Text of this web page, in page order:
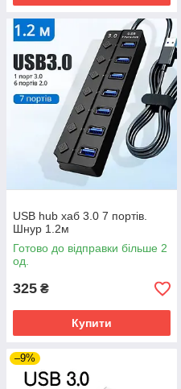
USB hub хаб 3.0 7 портів.
Шнур 1.2м
Готово до відправки більше 2
од.
325 ₴
Купити
–9%